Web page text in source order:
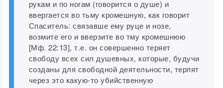
рукам и по ногам (говорится о душе) и
ввергается во тьму кромешную, как говорит
Спаситель: связавше ему руце и нозе,
возмите его и вверзите во тму кромешнюю
[Мф. 22:13], т.е. он совершенно теряет
свободу всех сил душевных, которые, будучи
созданы для свободной деятельности, терпят
через это какую-то убийственную